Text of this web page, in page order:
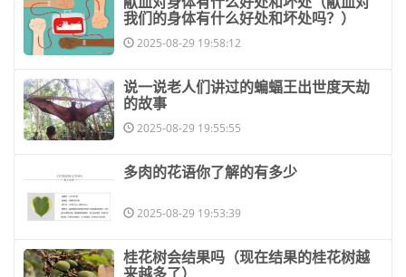
我们的身体有什么好处和坏处吗？）
2025-08-29 19:58:12
​说一说老人们讲过的蝙蝠王出世度天劫
的故事
2025-08-29 19:55:55
​多肉的花语你了解的有多少
2025-08-29 19:53:39
​桂花树会结果吗（现在结果的桂花树越